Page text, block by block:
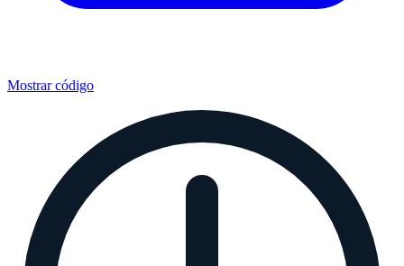
Mostrar código